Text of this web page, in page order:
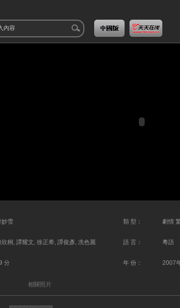
妙雪 類 型： 劇情
欣桐, 譚耀文, 徐正希, 譚俊彥, 冼色麗 語 言： 粵語
分 年 份： 2007
相關照片